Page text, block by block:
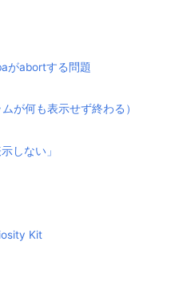
がabortする問題
が何も表示せず終わる）
しない」
Kit